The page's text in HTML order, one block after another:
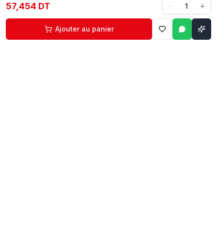
57,454 DT 1
Ajouter au panier